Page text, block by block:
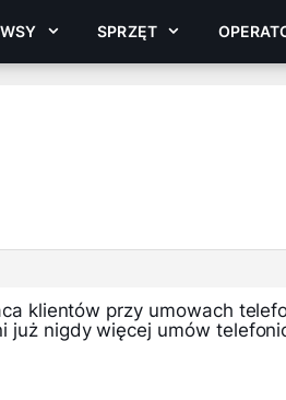
SPRZĘT
klientów przy umowach
już nigdy więcej umów